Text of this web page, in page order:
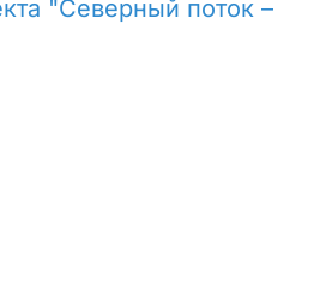
"Северный поток –